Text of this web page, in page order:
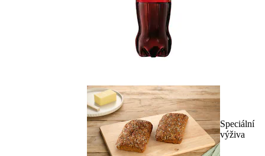
Speciální
výživa